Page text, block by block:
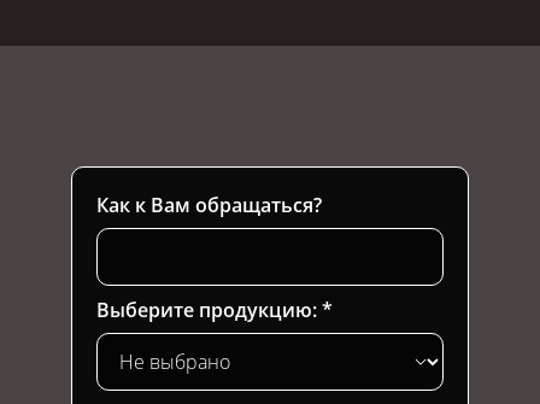
Как к Вам обращаться?
Выберите продукцию: